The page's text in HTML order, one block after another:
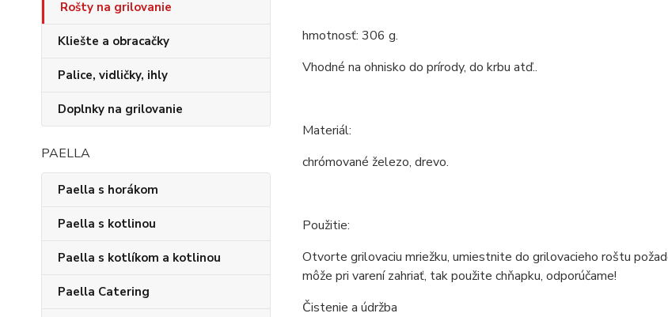
Rošty na grilovanie
Kliešte a obracačky
Palice, vidličky, ihly
Doplnky na grilovanie
PAELLA
Paella s horákom
Paella s kotlinou
Paella s kotlíkom a kotlinou
Paella Catering
hmotnosť: 306 g.
Vhodné na ohnisko do prírody, do krbu atď..
Materiál:
chrómované železo, drevo.
Použitie:
Otvorte grilovaciu mriežku, umiestnite do grilovacieho roštu
môže pri varení zahriať, tak použite chňapku, odporúčame!
Čistenie a údržba